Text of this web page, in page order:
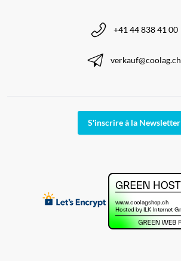
+41 44 838 41 00
verkauf@coolag.ch
S'inscrire à la Newsletter